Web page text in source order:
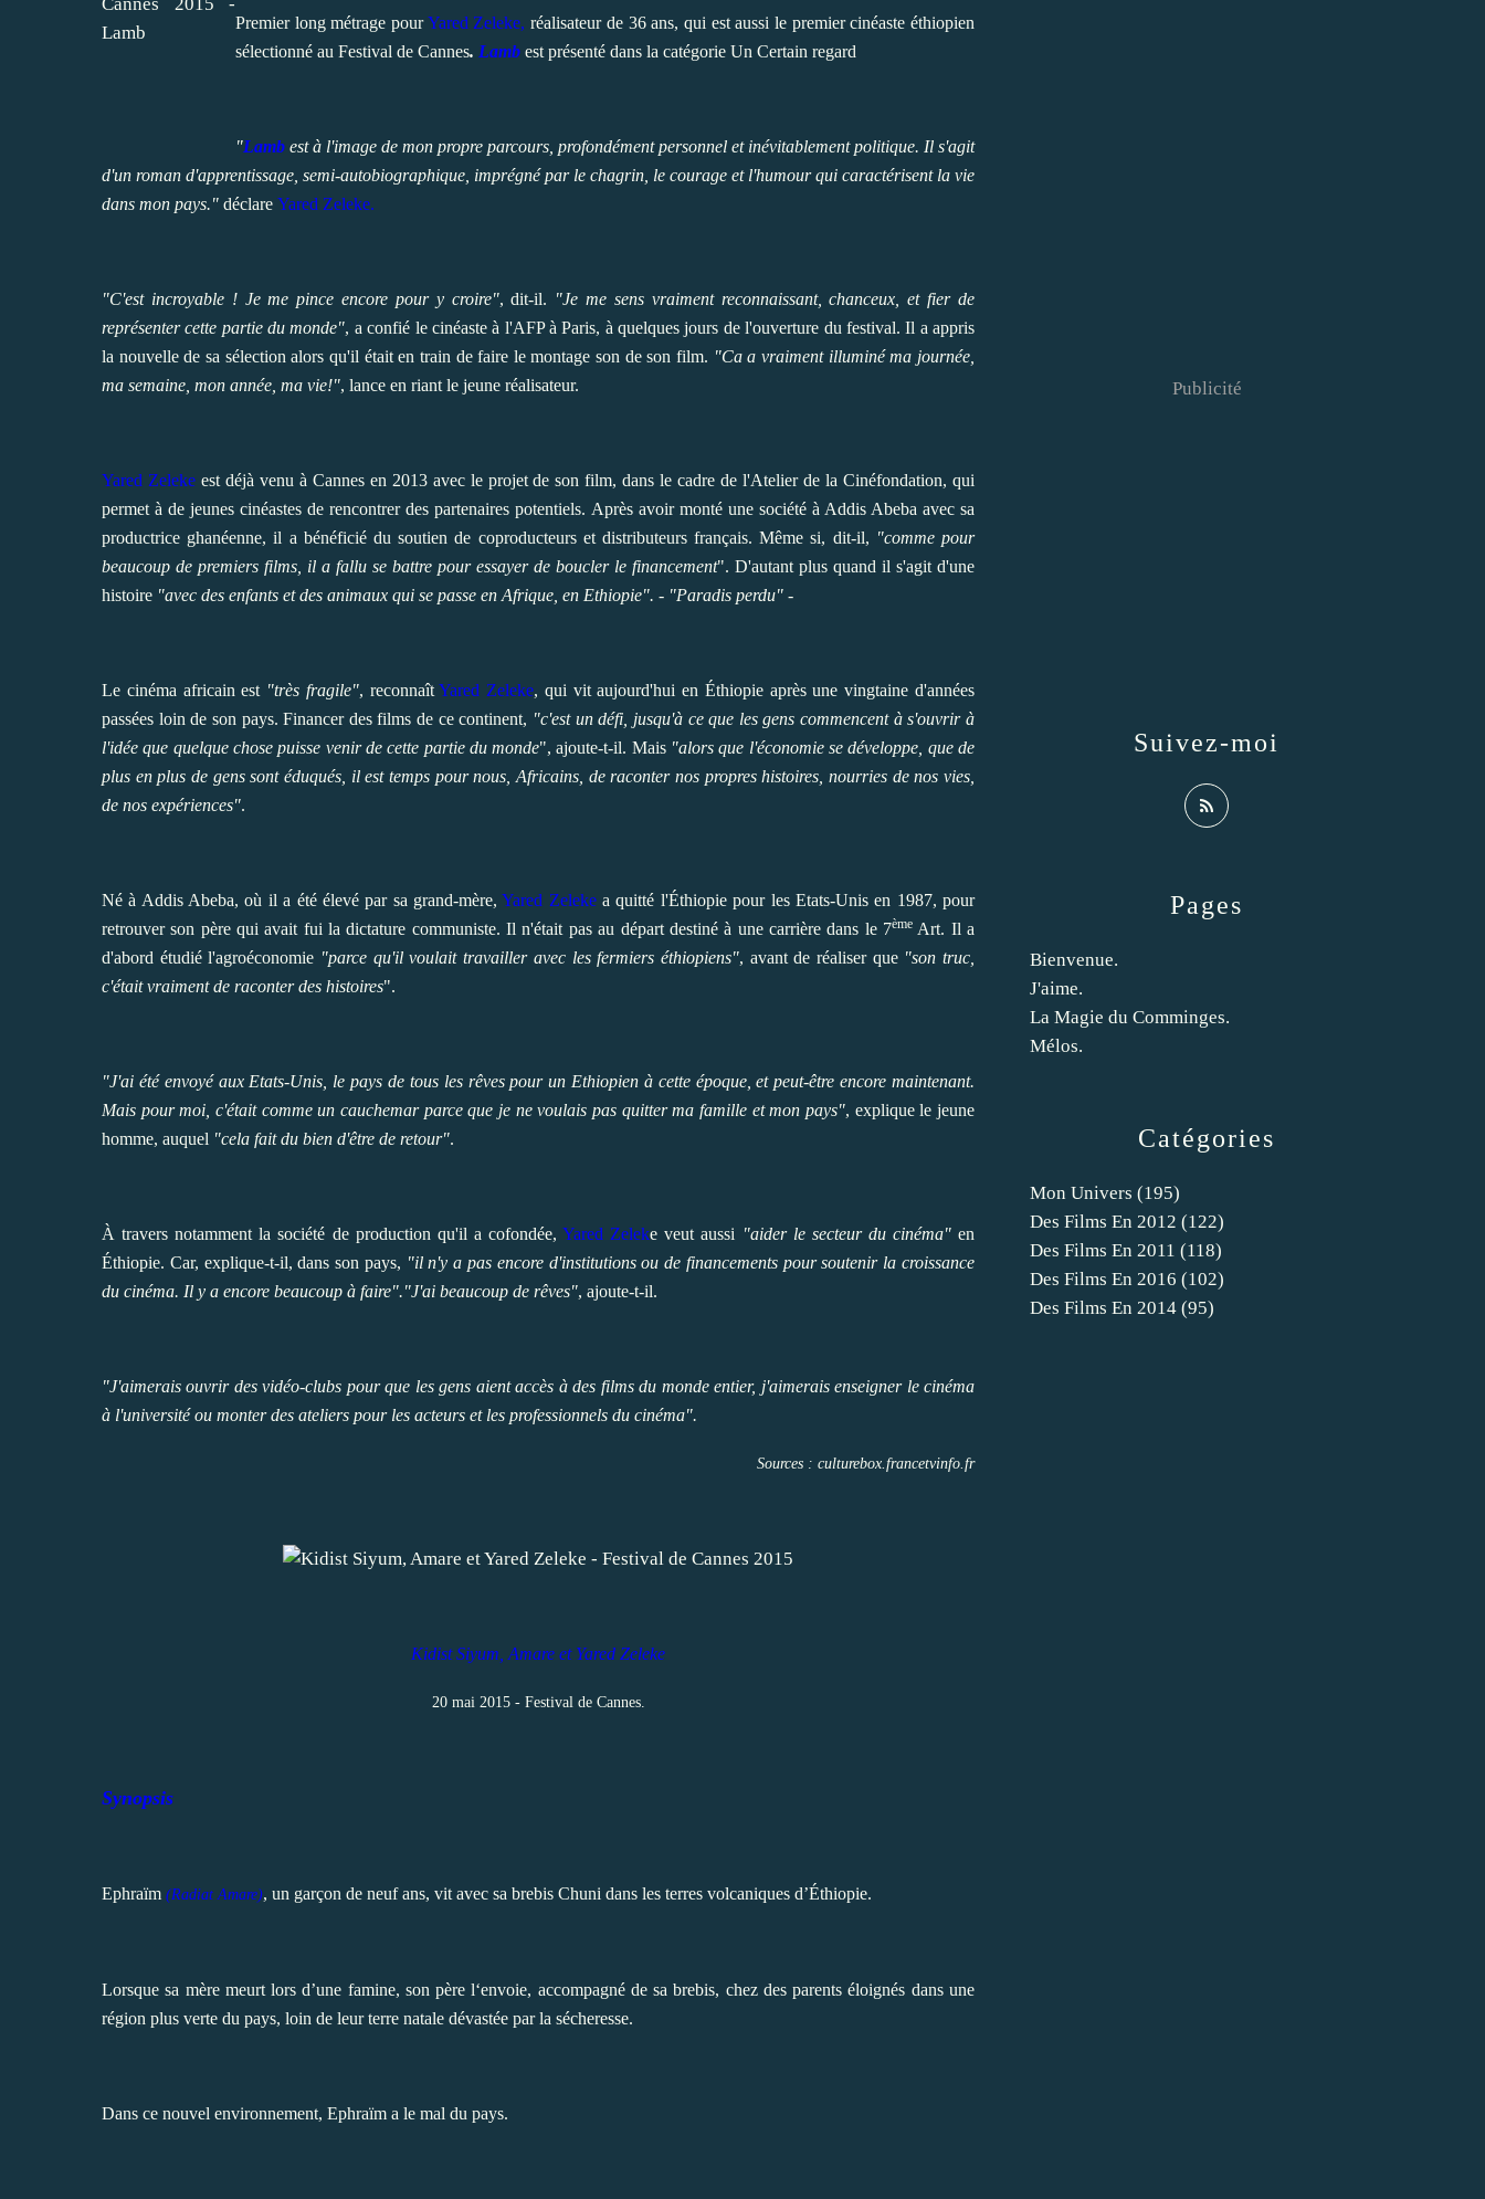
Premier long métrage pourYared Zeleke, réalisateur de 36 ans, qui est aussi le premier cinéaste éthiopien
sélectionné au Festival de Cannes. Lamb est présenté dans la catégorie Un Certain regard
"Lamb est à l'image de mon propre parcours, profondément personnel et inévitablement politique. Il s'agit
d'un roman d'apprentissage, semi-autobiographique, imprégné par le chagrin, le courage et l'humour qui caractérisent la vie
dans mon pays." déclare Yared Zeleke.
"C'est incroyable ! Je me pince encore pour y croire", dit-il. "Je me sens vraiment reconnaissant, chanceux, et fier de
représenter cette partie du monde", a confié le cinéaste à l'AFP à Paris, à quelques jours de l'ouverture du festival. Il a appris
la nouvelle de sa sélection alors qu'il était en train de faire le montage son de son film. "Ca a vraiment illuminé ma journée,
ma semaine, mon année, ma vie!", lance en riant le jeune réalisateur.
Yared Zelekeest déjà venu à Cannes en 2013 avec le projet de son film, dans le cadre de l'Atelier de la Cinéfondation, qui
permet à de jeunes cinéastes de rencontrer des partenaires potentiels. Après avoir monté une société à Addis Abeba avec sa
productrice ghanéenne, il a bénéficié du soutien de coproducteurs et distributeurs français. Même si, dit-il, "comme pour
beaucoup de premiers films, il a fallu se battre pour essayer de boucler le financement". D'autant plus quand il s'agit d'une
histoire "avec des enfants et des animaux qui se passe en Afrique, en Ethiopie". - "Paradis perdu" -
Le cinéma africain est "très fragile", reconnaîtYared Zeleke, qui vit aujourd'hui en Éthiopie après une vingtaine d'années
passées loin de son pays. Financer des films de ce continent, "c'est un défi, jusqu'à ce que les gens commencent à s'ouvrir à
l'idée que quelque chose puisse venir de cette partie du monde", ajoute-t-il. Mais "alors que l'économie se développe, que de
plus en plus de gens sont éduqués, il est temps pour nous, Africains, de raconter nos propres histoires, nourries de nos vies,
de nos expériences".
Né à Addis Abeba, où il a été élevé par sa grand-mère,Yared Zelekea quitté l'Éthiopie pour les Etats-Unis en 1987, pour
retrouver son père qui avait fui la dictature communiste. Il n'était pas au départ destiné à une carrière dans le 7ème Art. Il a
d'abord étudié l'agroéconomie "parce qu'il voulait travailler avec les fermiers éthiopiens", avant de réaliser que "son truc,
c'était vraiment de raconter des histoires".
"J'ai été envoyé aux Etats-Unis, le pays de tous les rêves pour un Ethiopien à cette époque, et peut-être encore maintenant.
Mais pour moi, c'était comme un cauchemar parce que je ne voulais pas quitter ma famille et mon pays", explique le jeune
homme, auquel "cela fait du bien d'être de retour".
À travers notamment la société de production qu'il a cofondée,Yared Zeleke veut aussi "aider le secteur du cinéma"en
Éthiopie. Car, explique-t-il, dans son pays, "il n'y a pas encore d'institutions ou de financements pour soutenir la croissance
du cinéma. Il y a encore beaucoup à faire"."J'ai beaucoup de rêves", ajoute-t-il.
"J'aimerais ouvrir des vidéo-clubs pour que les gens aient accès à des films du monde entier, j'aimerais enseigner le cinéma
à l'université ou monter des ateliers pour les acteurs et les professionnels du cinéma".
Sources : culturebox.francetvinfo.fr
Kidist Siyum, Amare et Yared Zeleke
20 mai 2015 - Festival de Cannes.
Synopsis
Ephraïm (Radiat Amare), un garçon de neuf ans, vit avec sa brebis Chuni dans les terres volcaniques d’Éthiopie.
Lorsque sa mère meurt lors d’une famine, son père l‘envoie, accompagné de sa brebis, chez des parents éloignés dans une
région plus verte du pays, loin de leur terre natale dévastée par la sécheresse.
Dans ce nouvel environnement, Ephraïm a le mal du pays.
Catégories
Mon Univers (195)
Des Films En 2012 (122)
Des Films En 2011 (118)
Des Films En 2016 (102)
Des Films En 2014 (95)
Pages
Bienvenue.
J'aime.
La Magie du Comminges.
Mélos.
Suivez-moi
Publicité